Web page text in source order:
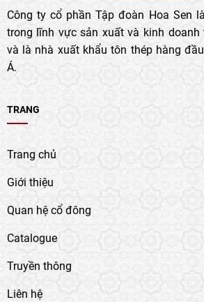
Công ty cổ phần Tập đoàn Hoa Sen
trong lĩnh vực sản xuất và kinh doanh
và là nhà xuất khẩu tôn thép hàng
Á.
TRANG
Trang chủ
Giới thiệu
Quan hệ cổ đông
Catalogue
Truyền thông
Liên hệ